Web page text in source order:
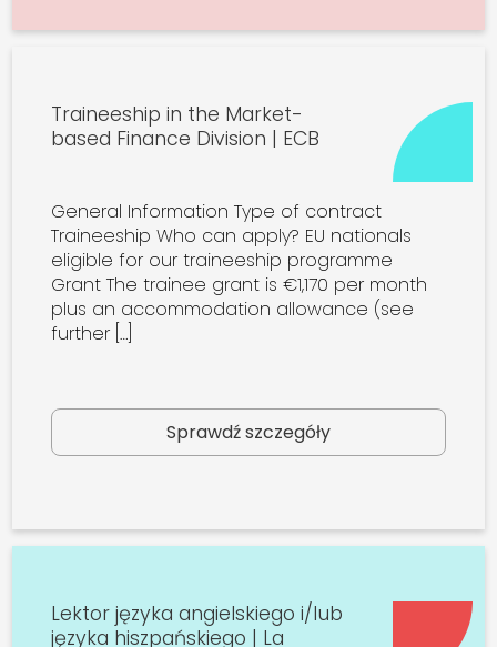
Traineeship in the Market-
based Finance Division | ECB
General Information Type of contract
Traineeship Who can apply? EU nationals
eligible for our traineeship programme
Grant The trainee grant is €1,170 per month
plus an accommodation allowance (see
further […]
Sprawdź szczegóły
Lektor języka angielskiego i/lub
języka hiszpańskiego | La